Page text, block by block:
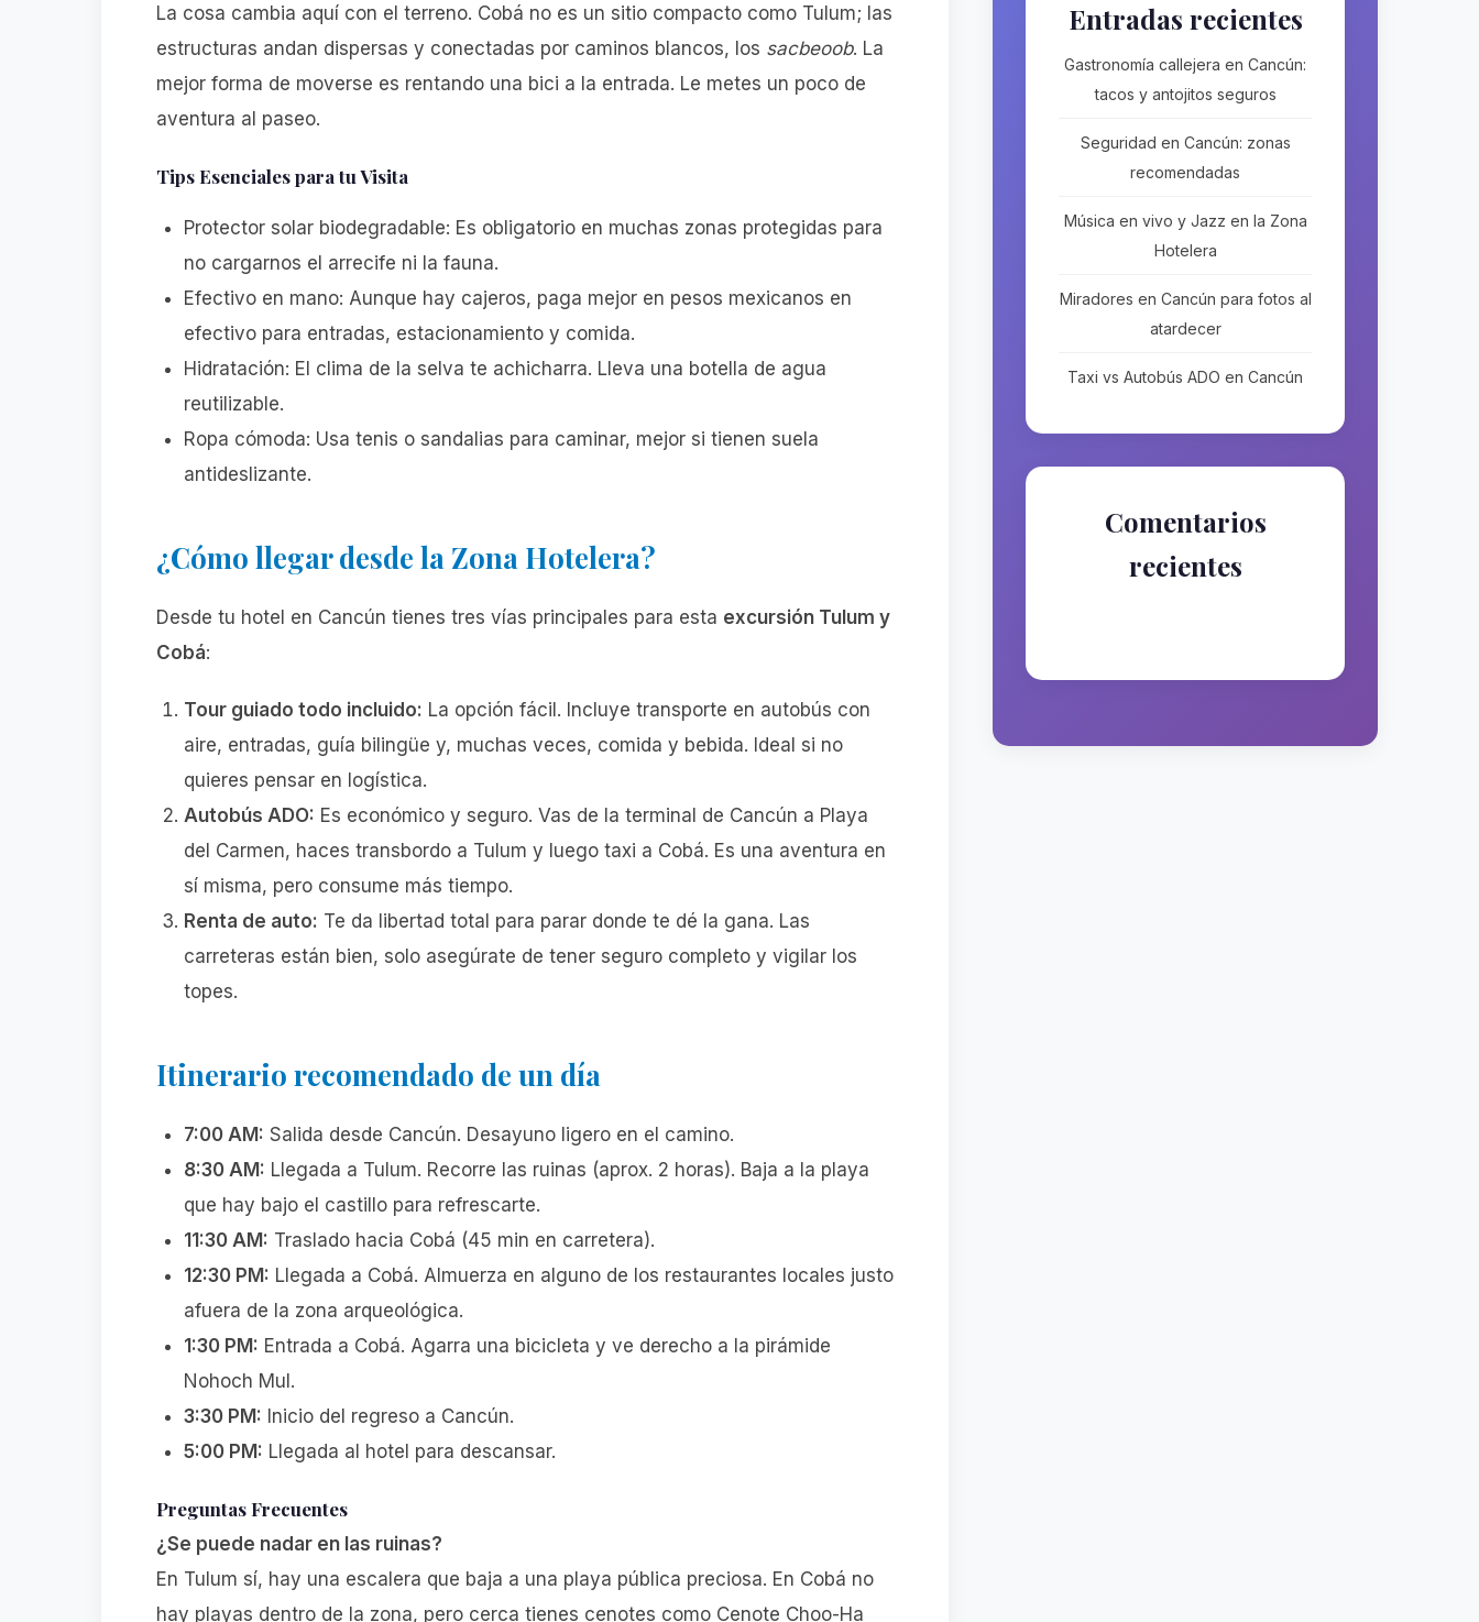
La cosa cambia aquí con el terreno. Cobá no es un sitio compacto como Tulum; las
estructuras andan dispersas y conectadas por caminos blancos, los sacbeoob. La
mejor forma de moverse es rentando una bici a la entrada. Le metes un poco de
aventura al paseo.
Tips Esenciales para tu Visita
Protector solar biodegradable: Es obligatorio en muchas zonas protegidas para
no cargarnos el arrecife ni la fauna.
Efectivo en mano: Aunque hay cajeros, paga mejor en pesos mexicanos en
efectivo para entradas, estacionamiento y comida.
Hidratación: El clima de la selva te achicharra. Lleva una botella de agua
reutilizable.
Ropa cómoda: Usa tenis o sandalias para caminar, mejor si tienen suela
antideslizante.
¿Cómo llegar desde la Zona Hotelera?
Desde tu hotel en Cancún tienes tres vías principales para esta excursión Tulum y
Cobá:
Tour guiado todo incluido: La opción fácil. Incluye transporte en autobús con
aire, entradas, guía bilingüe y, muchas veces, comida y bebida. Ideal si no
quieres pensar en logística.
Autobús ADO: Es económico y seguro. Vas de la terminal de Cancún a Playa
del Carmen, haces transbordo a Tulum y luego taxi a Cobá. Es una aventura en
sí misma, pero consume más tiempo.
Renta de auto: Te da libertad total para parar donde te dé la gana. Las
carreteras están bien, solo asegúrate de tener seguro completo y vigilar los
topes.
Itinerario recomendado de un día
7:00 AM: Salida desde Cancún. Desayuno ligero en el camino.
8:30 AM: Llegada a Tulum. Recorre las ruinas (aprox. 2 horas). Baja a la playa
que hay bajo el castillo para refrescarte.
11:30 AM: Traslado hacia Cobá (45 min en carretera).
12:30 PM: Llegada a Cobá. Almuerza en alguno de los restaurantes locales justo
afuera de la zona arqueológica.
1:30 PM: Entrada a Cobá. Agarra una bicicleta y ve derecho a la pirámide
Nohoch Mul.
3:30 PM: Inicio del regreso a Cancún.
5:00 PM: Llegada al hotel para descansar.
Preguntas Frecuentes
¿Se puede nadar en las ruinas?
En Tulum sí, hay una escalera que baja a una playa pública preciosa. En Cobá no
hay playas dentro de la zona, pero cerca tienes cenotes como Cenote Choo-Ha
Entradas recientes
Gastronomía callejera en Cancún:
tacos y antojitos seguros
Seguridad en Cancún: zonas
recomendadas
Música en vivo y Jazz en la Zona
Hotelera
Miradores en Cancún para fotos al
atardecer
Taxi vs Autobús ADO en Cancún
Comentarios
recientes